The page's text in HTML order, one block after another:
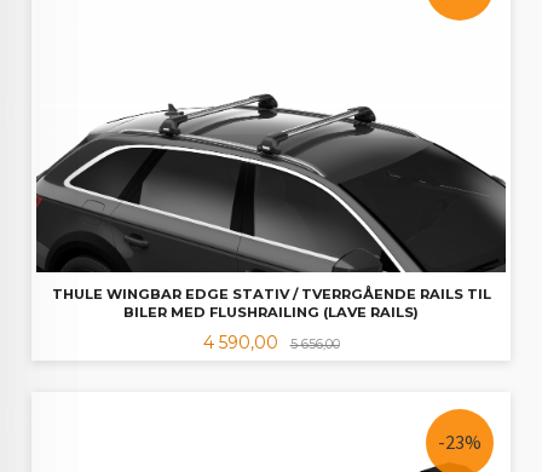
THULE WINGBAR EDGE STATIV / TVERRGÅENDE RAILS TIL
BILER MED FLUSHRAILING (LAVE RAILS)
Tilbud
4 590,00 5 656,00Rabatt
-23%